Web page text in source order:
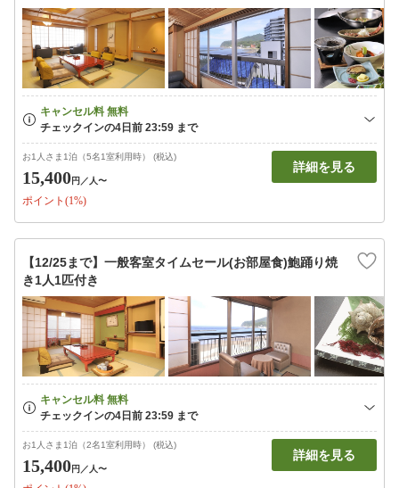
お1人さま1泊（5名1室利用時） (税込)
15,400円 ／人〜
ポイント(1%)
詳細を見る
【12/25まで】一般客室タイムセール(お部屋食)鮑踊り焼
き1人1匹付き
お1人さま1泊（2名1室利用時） (税込)
15,400円 ／人〜
詳細を見る